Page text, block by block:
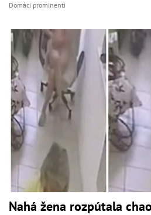
Domáci prominenti
Nahá žena rozpútala